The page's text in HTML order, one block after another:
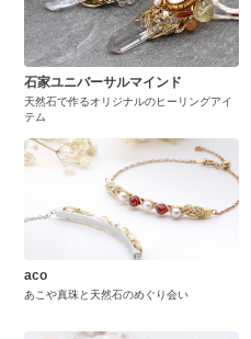
石家ユニバーサルマインド
天然石で作るオリジナルのヒーリングアイ
テム
aco
あこや真珠と天然石のめぐり会い